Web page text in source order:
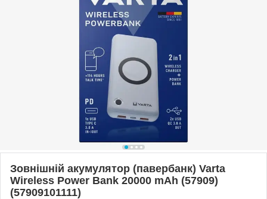
Зовнішній акумулятор (павербанк) Varta
Wireless Power Bank 20000 mAh (57909)
(57909101111)